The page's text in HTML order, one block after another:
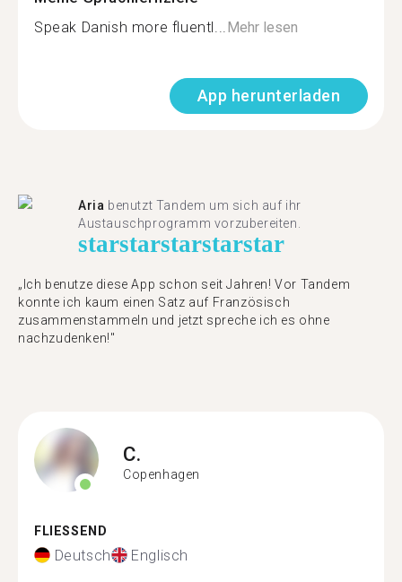
Speak Danish more fluentl...Mehr lesen
App herunterladen
Aria benutzt Tandem um sich auf ihr
Austauschprogramm vorzubereiten.
starstarstarstarstar
„Ich benutze diese App schon seit Jahren! Vor Tandem
konnte ich kaum einen Satz auf Französisch
zusammenstammeln und jetzt spreche ich es ohne
nachzudenken!"
C.
Copenhagen
FLIESSEND
Deutsch Englisch